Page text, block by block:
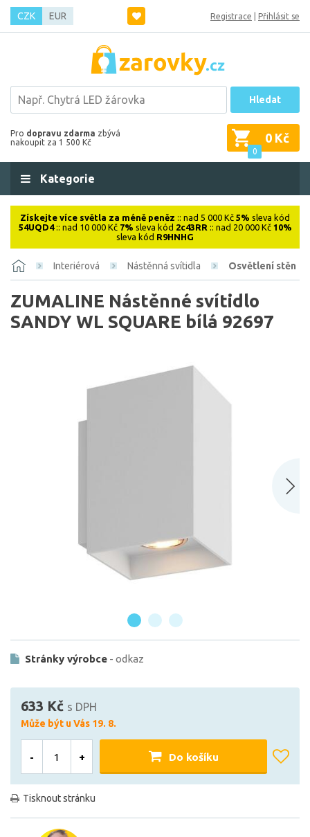
CZK EUR Registrace Přihlásit se
Hledat
Pro dopravu zdarma zbývá
nakoupit za 1 500 Kč
0
0 Kč
Kategorie
Získejte více světla za méně peněz :: nad 5 000 Kč 5% sleva kód
54UQD4:: nad 10 000 Kč 7% sleva kód 2c43RR :: nad 20 000 Kč 10%
sleva kód R9HNHG
Interiérová Nástěnná svítidla Osvětlení stěn
ZUMALINE Nástěnné svítidlo
SANDY WL SQUARE bílá 92697
Stránky výrobce - odkaz
633 Kč s DPH
Může být u Vás 19. 8.
- + Do košíku
Tisknout stránku